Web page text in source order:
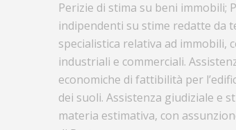
Perizie di stima su beni immobili;
indipendenti su stime redatte da
specialistica relativa ad
industriali e commerciali.
economiche di fattibilità per
dei suoli. Assistenza giudiziale e
materia estimativa, con